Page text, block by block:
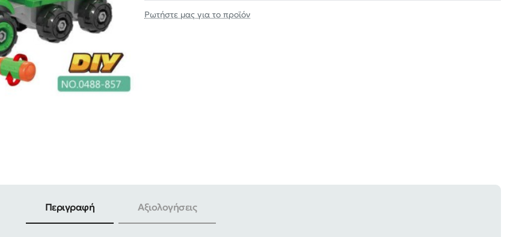
Ρωτήστε μας για το προϊόν
Περιγραφή Αξιολογήσεις